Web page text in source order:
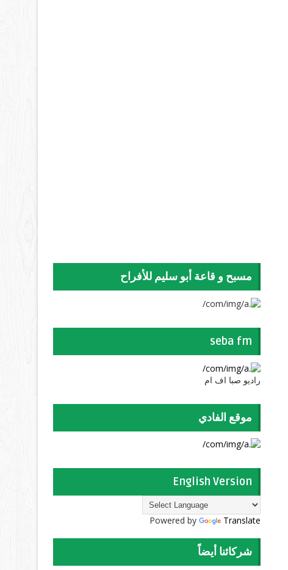
مسبح و قاعة أبو سليم للأفراح
seba fm
راديو صبا اف ام
موقع الفادي
English Version
Powered by Translate
شركائنا أيضاً